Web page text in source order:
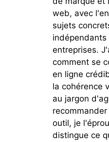
web, avec
sujets
entreprises.
comment se
en ligne
la cohérence
au jargon
outil, je
distingue ce